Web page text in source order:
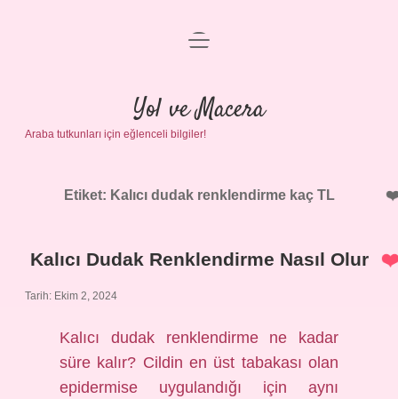
Anasayfa
Gizlilik Politikası
Yasal Uyarı
menüyü
Yol ve Macera
Araba tutkunları için eğlenceli bilgiler!
Etiket: Kalıcı dudak renklendirme kaç TL
Kalıcı Dudak Renklendirme Nasıl Olur
Tarih: Ekim 2, 2024
Kalıcı dudak renklendirme ne kadar
süre kalır? Cildin en üst tabakası olan
epidermise uygulandığı için aynı